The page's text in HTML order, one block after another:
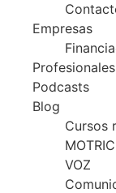
Empresas
Profesionales
Podcasts
Blog
Cursos
VOZ